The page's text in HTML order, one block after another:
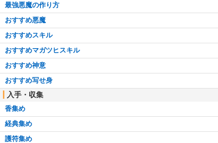
最強悪魔の作り方
おすすめ悪魔
おすすめスキル
おすすめマガツヒスキル
おすすめ神意
おすすめ写せ身
入手・収集
香集め
経典集め
護符集め